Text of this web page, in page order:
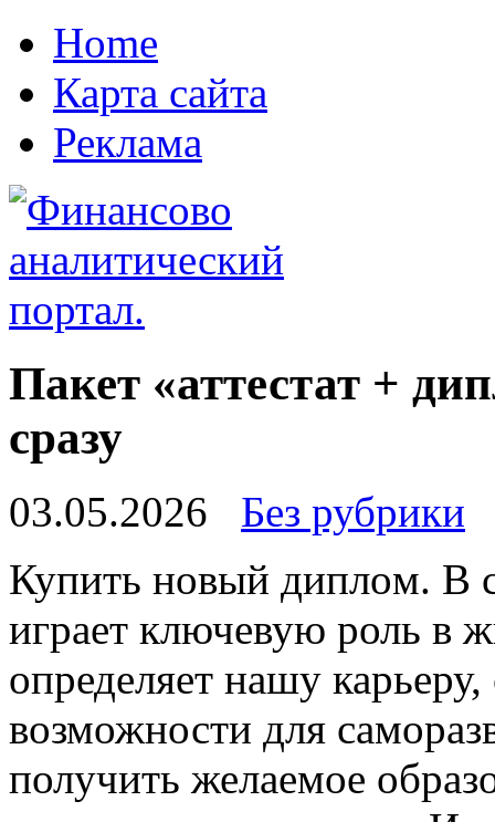
Home
Карта сайта
Реклама
Пакет «аттестат +
сразу
03.05.2026
Без рубрики
Купить нoвый диплoм. В
играет ключевую роль в
определяет нашу
возможности для
получить желаемое